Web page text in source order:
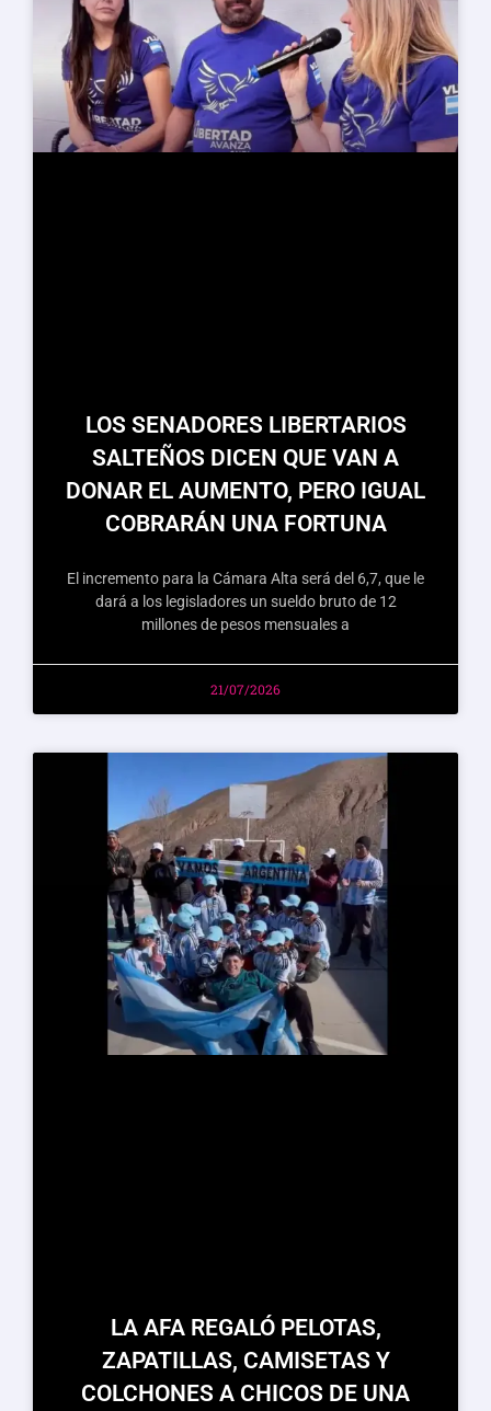
LOS SENADORES LIBERTARIOS
SALTEÑOS DICEN QUE VAN A
DONAR EL AUMENTO, PERO IGUAL
COBRARÁN UNA FORTUNA
El incremento para la Cámara Alta será del 6,7, que le
dará a los legisladores un sueldo bruto de 12
millones de pesos mensuales a
21/07/2026
LA AFA REGALÓ PELOTAS,
ZAPATILLAS, CAMISETAS Y
COLCHONES A CHICOS DE UNA